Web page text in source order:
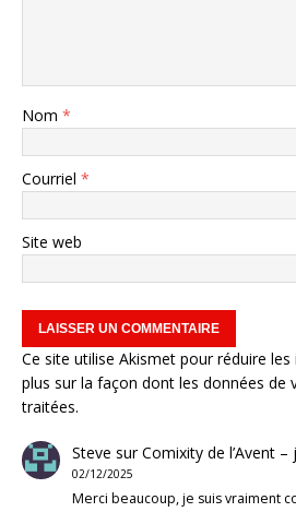
Nom *
Courriel *
Site web
Ce site utilise Akismet pour réduire les
plus sur la façon dont les données de
traitées.
Steve surComixity de l’Avent –
02/12/2025
Merci beaucoup, je suis vraiment